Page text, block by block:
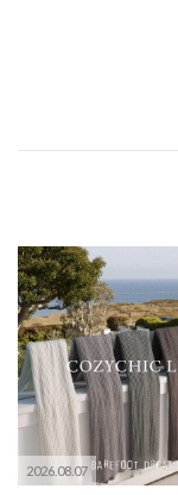
2026.08.07